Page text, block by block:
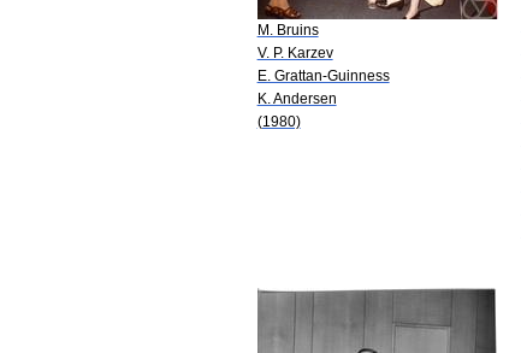
M. Bruins
V. P. Karzev
E. Grattan-Guinness
K. Andersen
(1980)